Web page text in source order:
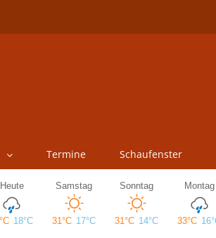
Termine Schaufenster